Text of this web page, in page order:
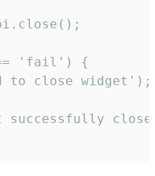
'fail') {
to close widget');
successfully